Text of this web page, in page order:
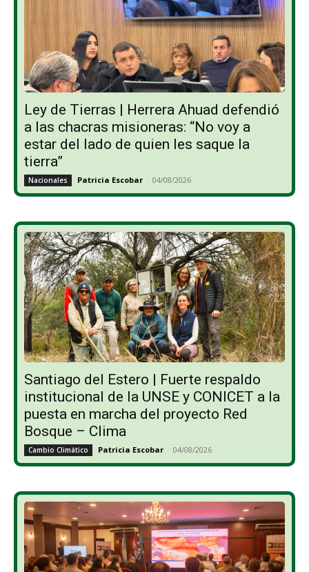
Ley de Tierras | Herrera Ahuad defendió
a las chacras misioneras: “No voy a
estar del lado de quien les saque la
tierra”
Nacionales Patricia Escobar - 04/08/2026
Santiago del Estero | Fuerte respaldo
institucional de la UNSE y CONICET a la
puesta en marcha del proyecto Red
Bosque – Clima
Cambio Climático Patricia Escobar - 04/08/2026